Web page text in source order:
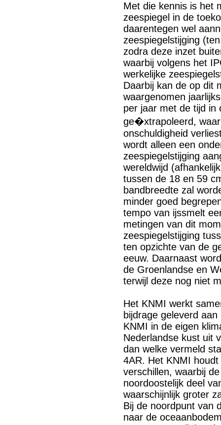
Met die kennis is het
zeespiegel in de
daarentegen wel
zeespiegelstijging
zodra deze inzet
waarbij volgens het
werkelijke
Daarbij kan de op dit
waargenomen
per jaar met de tijd in
ge�xtrapoleerd,
onschuldigheid
wordt alleen een
zeespiegelstijging
wereldwijd
tussen de 18 en 59
bandbreedte zal
minder goed
tempo van ijssmelt
metingen van dit
zeespiegelstijging
ten opzichte van de
eeuw. Daarnaast
de Groenlandse en
terwijl deze nog niet
Het KNMI werkt
bijdrage geleverd
KNMI in de eigen
Nederlandse kust uit
dan welke vermeld
4AR. Het KNMI
verschillen, waarbij
noordoostelijk deel
waarschijnlijk groter
Bij de noordpunt van
naar de